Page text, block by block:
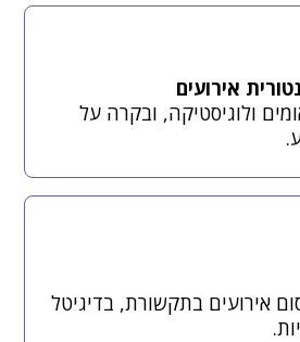
אירועים
ולוגיסטיקה, ובקרה על
אירועים בתקשורת, בדיגיטל